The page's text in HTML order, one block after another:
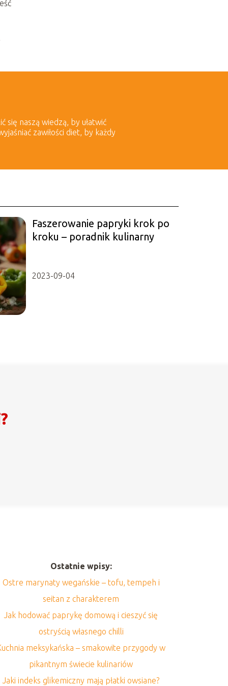
się naszą wiedzą, by ułatwić
zawiłości diet, by każdy
Faszerowanie papryki krok po
kroku – poradnik kulinarny
2023-09-04
Ostatnie wpisy:
Ostre marynaty wegańskie – tofu, tempeh i
seitan z charakterem
Jak hodować paprykę domową i cieszyć się
ostryścią własnego chilli
meksykańska – smakowite przygody w
pikantnym świecie kulinariów
Jaki indeks glikemiczny mają płatki owsiane?